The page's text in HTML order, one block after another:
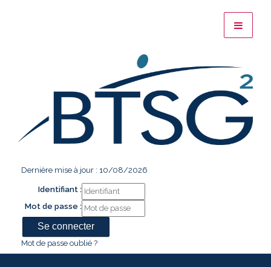
Dernière mise à jour : 10/08/2026
Identifiant :
Mot de passe :
Mot de passe oublié ?